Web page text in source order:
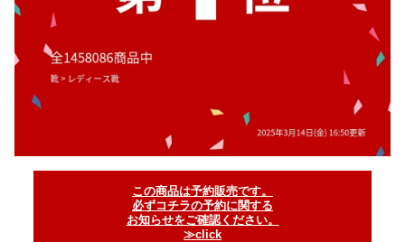
この商品は予約販売です。
必ずコチラの予約に関する
お知らせをご確認ください。
≫click